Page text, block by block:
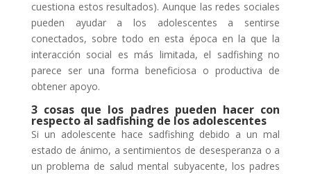
cuestiona estos resultados). Aunque las redes sociales
pueden ayudar a los adolescentes a sentirse
conectados, sobre todo en esta época en la que la
interacción social es más limitada, el sadfishing no
parece ser una forma beneficiosa o productiva de
obtener apoyo.
3 cosas que los padres pueden hacer con
respecto al sadfishing de los adolescentes
Si un adolescente hace sadfishing debido a un mal
estado de ánimo, a sentimientos de desesperanza o a
un problema de salud mental subyacente, los padres